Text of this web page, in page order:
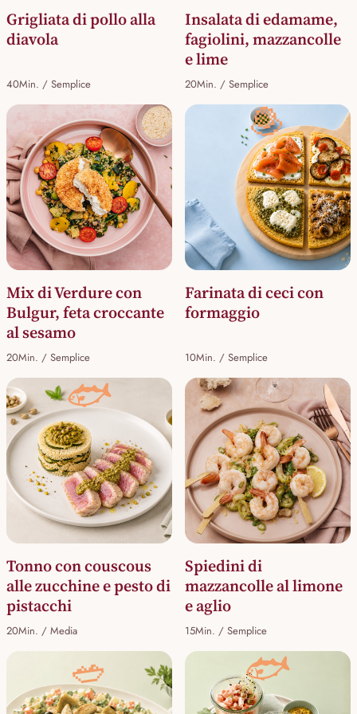
Grigliata di pollo alla
diavola
40Min. / Semplice
Insalata di edamame,
fagiolini, mazzancolle
e lime
20Min. / Semplice
Mix di Verdure con
Bulgur, feta croccante
al sesamo
20Min. / Semplice
🧆
Farinata di ceci con
formaggio
10Min. / Semplice
🐟
Tonno con couscous
alle zucchine e pesto di
pistacchi
20Min. / Media
Spiedini di
mazzancolle al limone
e aglio
15Min. / Semplice
🥗 🐟